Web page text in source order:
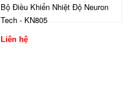
Bộ Điều Khiển Nhiệt Độ Neuron
Tech - KN805
Liên hệ